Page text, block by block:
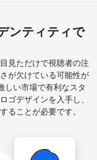
ンティティで
見ただけで視聴者の注
が欠けている可能性が
しい市場で有利なスタ
ゴデザインを入手し、
ることが必要です。